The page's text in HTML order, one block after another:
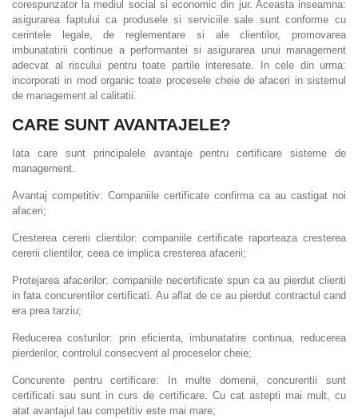
corespunzator la mediul social si economic din jur. Aceasta inseamna:
asigurarea faptului ca produsele si serviciile sale sunt conforme cu
cerintele legale, de reglementare si ale clientilor, promovarea
imbunatatirii continue a performantei si asigurarea unui management
adecvat al riscului pentru toate partile interesate. In cele din urma:
incorporati in mod organic toate procesele cheie de afaceri in sistemul
de management al calitatii.
CARE SUNT AVANTAJELE?
Iata care sunt principalele avantaje pentru certificare sisteme de
management.
Avantaj competitiv: Companiile certificate confirma ca au castigat noi
afaceri;
Cresterea cererii clientilor: companiile certificate raporteaza cresterea
cererii clientilor, ceea ce implica cresterea afacerii;
Protejarea afacerilor: companiile necertificate spun ca au pierdut clienti
in fata concurentilor certificati. Au aflat de ce au pierdut contractul cand
era prea tarziu;
Reducerea costurilor: prin eficienta, imbunatatire continua, reducerea
pierderilor, controlul consecvent al proceselor cheie;
Concurente pentru certificare: In multe domenii, concurentii sunt
certificati sau sunt in curs de certificare. Cu cat astepti mai mult, cu
atat avantajul tau competitiv este mai mare;